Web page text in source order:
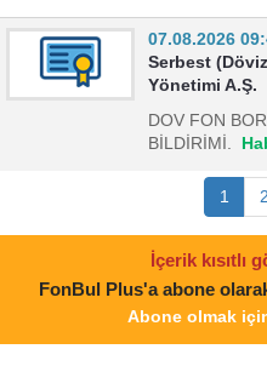
07.08.2026
Serbest
Yönetimi A.Ş.
DOV FON
BİLDİRİMİ.
1 2
İçerik kısıtlı
FonBul Plus'a abone
Abone olmak